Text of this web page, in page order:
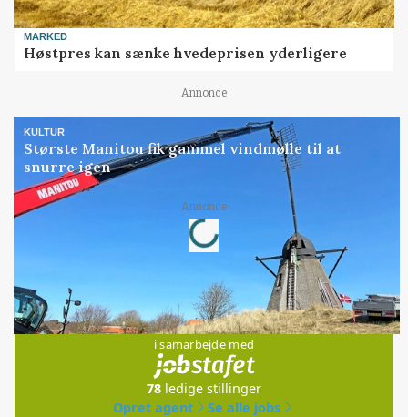
MARKED
Høstpres kan sænke hvedeprisen yderligere
Annonce
KULTUR
Største Manitou fik gammel vindmølle til at
snurre igen
Annonce
Loading...
Jobs
i samarbejde med
78 ledige stillinger
Opret agent
Se alle jobs